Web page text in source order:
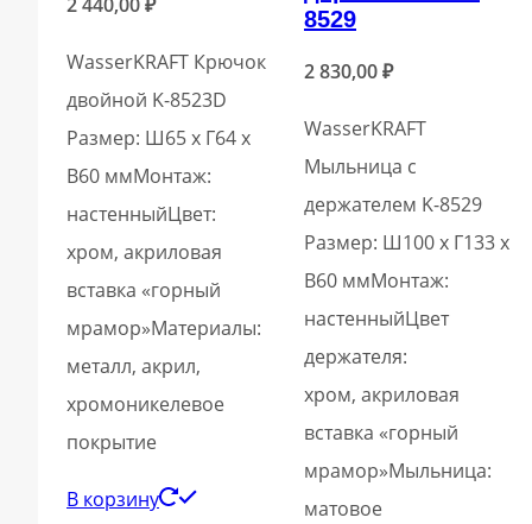
WasserKRAFT Крючок
двойной K-8523D
Размер: Ш65 х Г64 х
В60 ммМонтаж:
настенныйЦвет:
хром, акриловая
вставка «горный
мрамор»Материалы:
металл, акрил,
хромоникелевое
покрытие
В корзину
8529
2 830,00₽
WasserKRAFT
Мыльница с
держателем K-8529
Размер: Ш100 х Г133 х
В60 ммМонтаж:
настенныйЦвет
держателя:
хром, акриловая
вставка «горный
мрамор»Мыльница:
матовое